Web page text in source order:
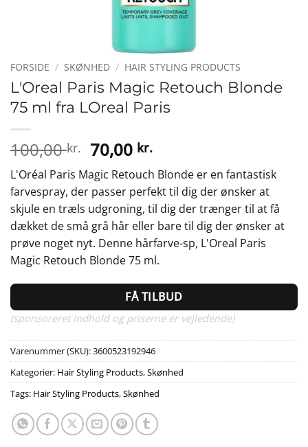
FORSIDE / SKØNHED / HAIR STYLING PRODUCTS
L'Oreal Paris Magic Retouch Blonde
75 ml fra LOreal Paris
100,00kr. Den
oprindelige
pris
var:
100,00 kr..
70,00 kr.Den
aktuelle
pris
er:
70,00 kr..
L'Oréal Paris Magic Retouch Blonde er en fantastisk
farvespray, der passer perfekt til dig der ønsker at
skjule en træls udgroning, til dig der trænger til at få
dækket de små grå hår eller bare til dig der ønsker at
prøve noget nyt. Denne hårfarve-sp, L'Oreal Paris
Magic Retouch Blonde 75 ml.
FÅ TILBUD
(sponsoreret indhold og priserne er vejledende)
Varenummer (SKU):3600523192946
Kategorier: Hair Styling Products,Skønhed
Tags: Hair Styling Products,Skønhed